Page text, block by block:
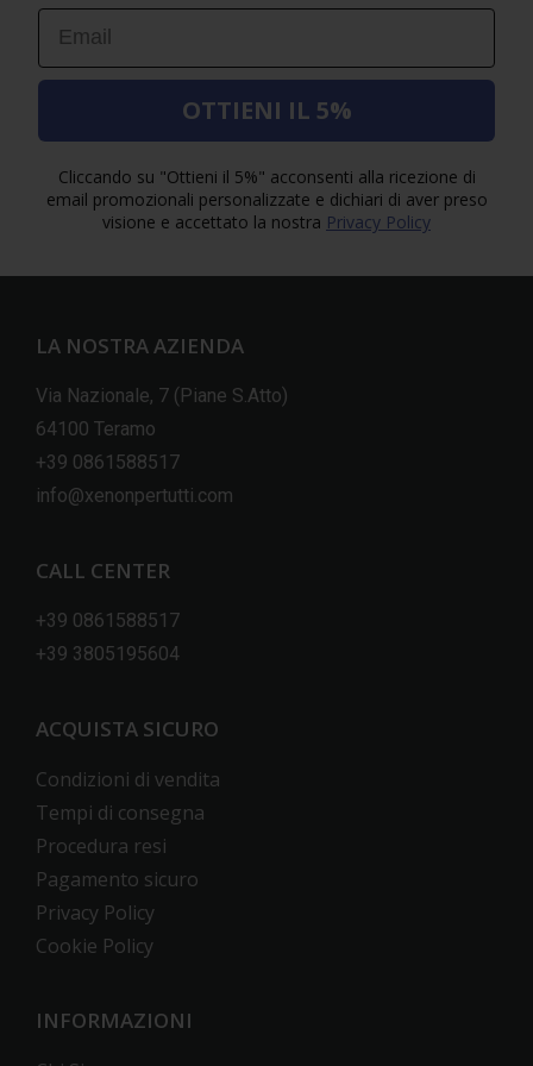
Email
OTTIENI IL 5%
Cliccando su "Ottieni il 5%" acconsenti alla ricezione di
email promozionali personalizzate e dichiari di aver preso
visione e accettato la nostra Privacy Policy
LA NOSTRA AZIENDA
Via Nazionale, 7 (Piane S.Atto)
64100 Teramo
+39 0861588517
info@xenonpertutti.com
CALL CENTER
+39 0861588517
+39 3805195604
ACQUISTA SICURO
Condizioni di vendita
Tempi di consegna
Procedura resi
Pagamento sicuro
Privacy Policy
Cookie Policy
INFORMAZIONI